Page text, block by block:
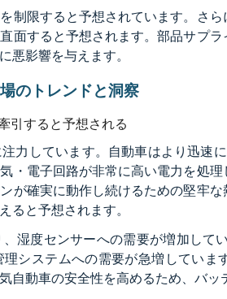
制限すると予想されています。さ
面すると予想されます。部品サプ
悪影響を与えます。
のトレンドと洞察
引すると予想される
力しています。自動車はより迅速
・電子回路が非常に高い電力を処
が確実に動作し続けるための堅牢な
ると予想されます。
湿度センサーへの需要が増加して
システムへの需要が急増してい
自動車の安全性を高めるため、バッ